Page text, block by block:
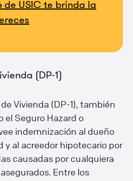
de USIC te brinda la
(DP-1)
Vivienda (DP-1), también
el Seguro Hazard o
indemnización al dueño
y al acreedor hipotecario por
causadas por cualquiera
Entre los